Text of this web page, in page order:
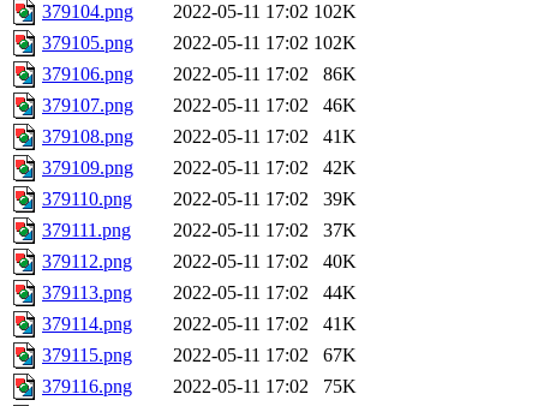
379104.png
2022-05-11 17:02 102K
379105.png
2022-05-11 17:02 102K
379106.png
2022-05-11 17:02
86K
379107.png
2022-05-11 17:02
46K
379108.png
2022-05-11 17:02
41K
379109.png
2022-05-11 17:02
42K
379110.png
2022-05-11 17:02
39K
379111.png
2022-05-11 17:02
37K
379112.png
2022-05-11 17:02
40K
379113.png
2022-05-11 17:02
44K
379114.png
2022-05-11 17:02
41K
379115.png
2022-05-11 17:02
67K
379116.png
2022-05-11 17:02
75K